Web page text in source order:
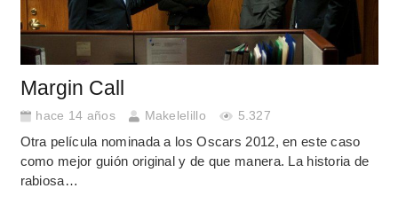
Margin Call
hace 14 años Makelelillo 5.327
Otra película nominada a los Oscars 2012, en este caso
como mejor guión original y de que manera. La historia de
rabiosa…